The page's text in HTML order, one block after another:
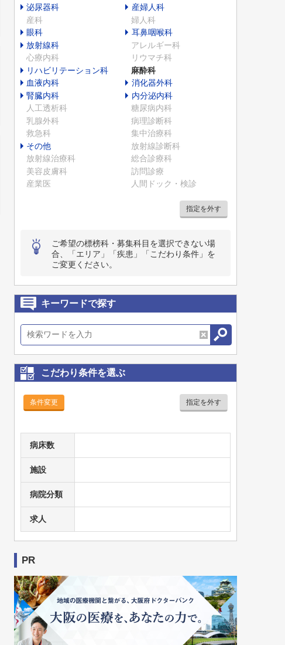
泌尿器科
産婦人科
産科
婦人科
眼科
耳鼻咽喉科
放射線科
アレルギー科
心療内科
リウマチ科
リハビリテーション科
麻酔科
血液内科
消化器外科
腎臓内科
内分泌内科
人工透析科
糖尿病内科
乳腺外科
病理診断科
救急科
集中治療科
その他
放射線診断科
放射線治療科
総合診療科
美容皮膚科
訪問診療
産業医
人間ドック・検診
指定を外す
ご希望の標榜科・募集科目を選択できない場
合、「エリア」「疾患」「こだわり条件」を
ご変更ください。
キーワードで探す
こだわり条件を選ぶ
条件変更 指定を外す
病床数
施設
病院分類
求人
PR